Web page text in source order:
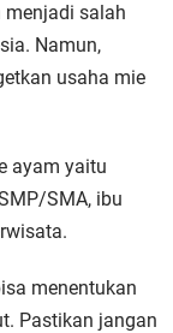
menjadi salah
Namun,
usaha mie
ayam yaitu
SMA, ibu
menentukan
Pastikan jangan